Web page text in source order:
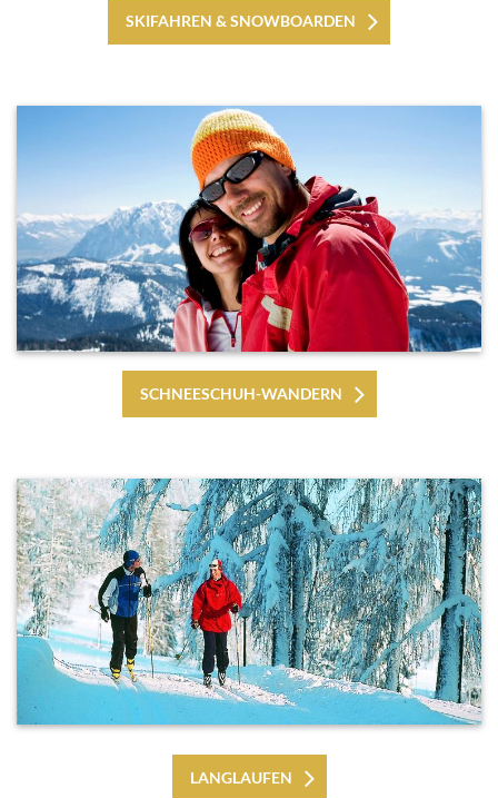
SKIFAHREN & SNOWBOARDEN
SCHNEESCHUH-WANDERN
LANGLAUFEN